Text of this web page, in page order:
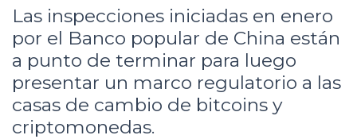
Las inspecciones iniciadas en enero
por el Banco popular de China están
a punto de terminar para luego
presentar un marco regulatorio a las
casas de cambio de bitcoins y
criptomonedas.